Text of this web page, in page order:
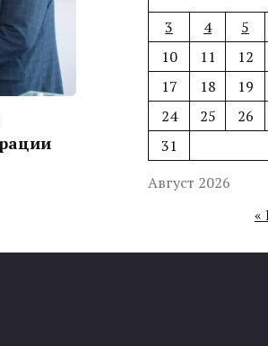
Август 2026
3
4 5
10
11 12
17
18 19
24
25 26
31
«